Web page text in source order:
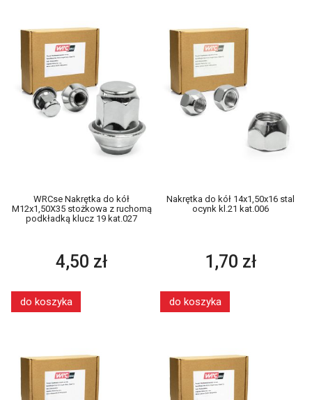
WRCse Nakrętka do kół
M12x1,50X35 stożkowa z ruchomą
podkładką klucz 19 kat.027
4,50 zł
do koszyka
Nakrętka do kół 14x1,50x16 stal
ocynk kl.21 kat.006
1,70 zł
do koszyka